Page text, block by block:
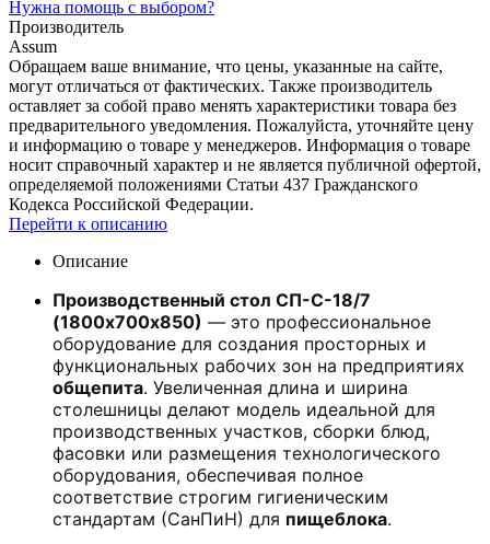
Нужна помощь с выбором?
Производитель
Assum
Обращаем ваше внимание, что цены, указанные на сайте,
могут отличаться от фактических. Также производитель
оставляет за собой право менять характеристики товара без
предварительного уведомления. Пожалуйста, уточняйте цену
и информацию о товаре у менеджеров. Информация о товаре
носит справочный характер и не является публичной офертой,
определяемой положениями Статьи 437 Гражданского
Кодекса Российской Федерации.
Перейти к описанию
Описание
Производственный стол СП-С-18/7
(1800х700х850) — это профессиональное
оборудование для создания просторных и
функциональных рабочих зон на предприятиях
общепита. Увеличенная длина и ширина
столешницы делают модель идеальной для
производственных участков, сборки блюд,
фасовки или размещения технологического
оборудования, обеспечивая полное
соответствие строгим гигиеническим
стандартам (СанПиН) для пищеблока.